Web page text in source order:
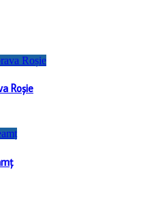
Roșie